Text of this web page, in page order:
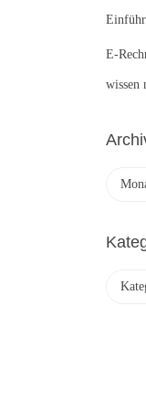
E-
wissen
h